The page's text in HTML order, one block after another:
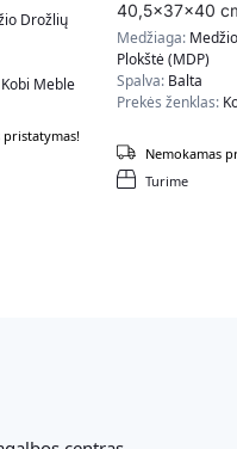
Drožlių
Kobi Meble
pristatymas!
40,5x37x40
natūralios
spalvos
Medžiaga:
Plokštė (MDP)
Spalva: Balta
Prekės ženklas:
Turime
Nemokamas